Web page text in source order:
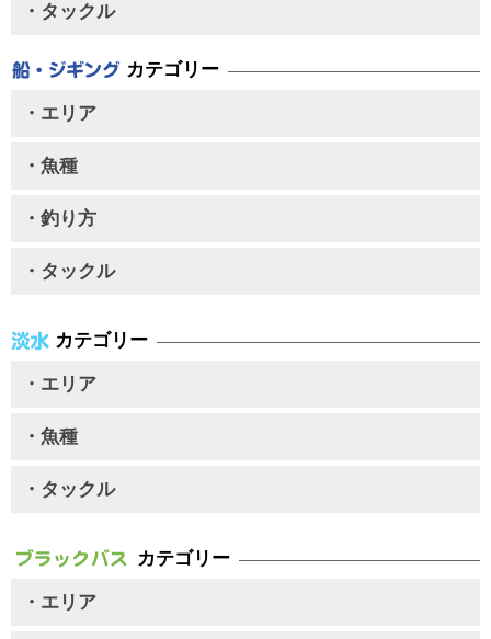
・タックル
カテゴリー
・エリア
・魚種
・釣り方
・タックル
カテゴリー
・エリア
・魚種
・タックル
カテゴリー
・エリア